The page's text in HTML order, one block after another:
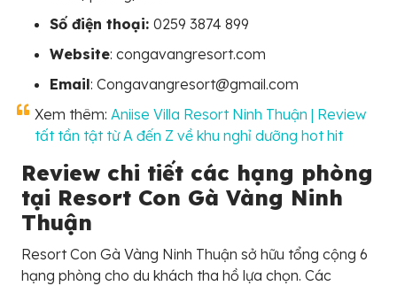
Số điện thoại: 0259 3874 899
Website: congavangresort.com
Email: Congavangresort@gmail.com
Xem thêm: Aniise Villa Resort Ninh Thuận | Review
tất tần tật từ A đến Z về khu nghỉ dưỡng hot hit
Review chi tiết các hạng phòng
tại Resort Con Gà Vàng Ninh
Thuận
Resort Con Gà Vàng Ninh Thuận sở hữu tổng cộng 6
hạng phòng cho du khách tha hồ lựa chọn. Các